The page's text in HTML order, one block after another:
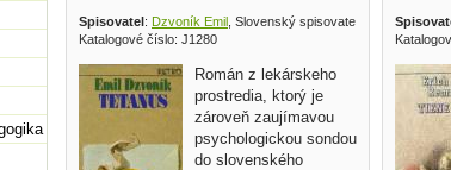
Spisovatel: Dzvoník Emil , Slovenský spisovateľ 1983
Katalogové číslo: J1280
Román z lekárskeho
prostredia, ktorý je
zároveň zaujímavou
psychologickou sondou
do slovenského